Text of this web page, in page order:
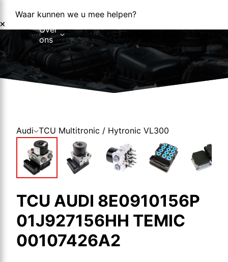
Waar kunnen we u mee helpen?
HomeOver
ons
Over ons
Nieuws
Reparaties Reparatieformulier Foutcodes
Audi TCU Multitronic / Hytronic VL300
TCU AUDI 8E0910156P
01J927156HH TEMIC
00107426A2